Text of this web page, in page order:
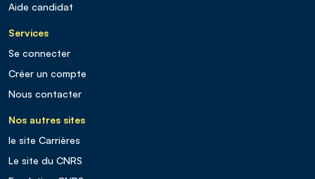
Aide candidat
Services
Se connecter
Créer un compte
Nous contacter
Nos autres sites
le site Carrières
Le site du CNRS